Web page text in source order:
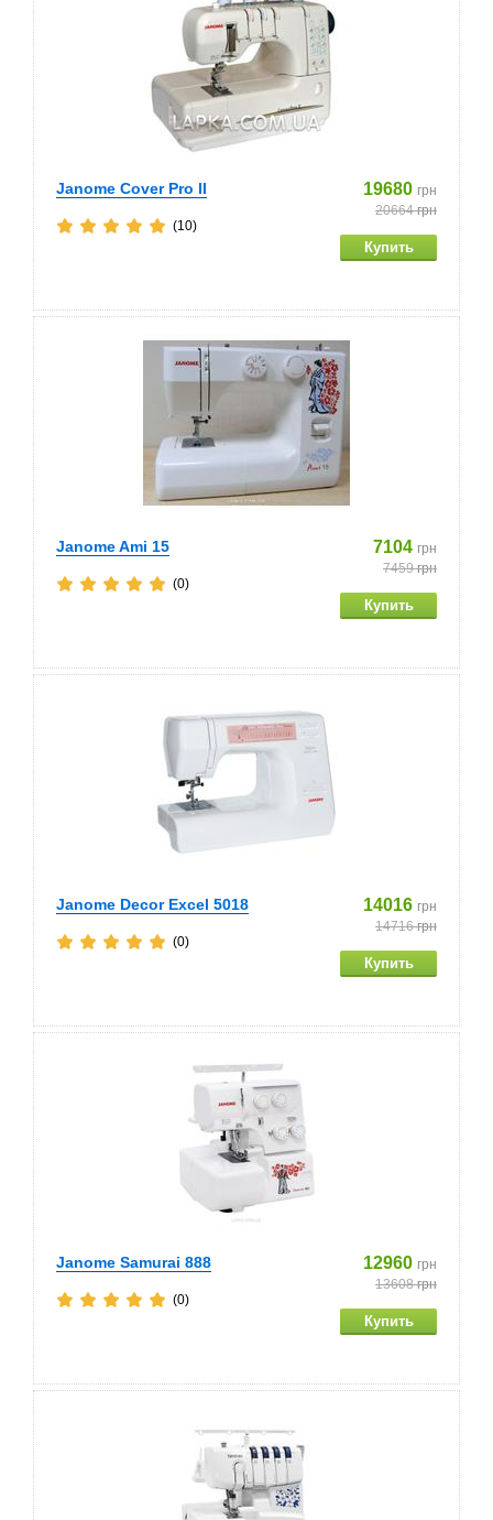
Janome Cover Pro II 19680 грн
20664грн
(10)
Janome Ami 15 7104 грн
7459грн
(0)
Janome Decor Excel 5018 14016 грн
14716грн
(0)
Janome Samurai 888 12960 грн
13608грн
(0)